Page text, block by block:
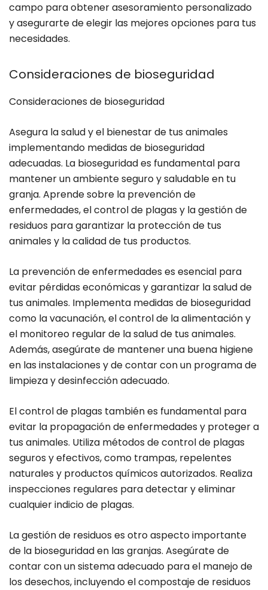
campo para obtener asesoramiento personalizado
y asegurarte de elegir las mejores opciones para tus
necesidades.
Consideraciones de bioseguridad
Consideraciones de bioseguridad
Asegura la salud y el bienestar de tus animales
implementando medidas de bioseguridad
adecuadas. La bioseguridad es fundamental para
mantener un ambiente seguro y saludable en tu
granja. Aprende sobre la prevención de
enfermedades, el control de plagas y la gestión de
residuos para garantizar la protección de tus
animales y la calidad de tus productos.
La prevención de enfermedades es esencial para
evitar pérdidas económicas y garantizar la salud de
tus animales. Implementa medidas de bioseguridad
como la vacunación, el control de la alimentación y
el monitoreo regular de la salud de tus animales.
Además, asegúrate de mantener una buena higiene
en las instalaciones y de contar con un programa de
limpieza y desinfección adecuado.
El control de plagas también es fundamental para
evitar la propagación de enfermedades y proteger a
tus animales. Utiliza métodos de control de plagas
seguros y efectivos, como trampas, repelentes
naturales y productos químicos autorizados. Realiza
inspecciones regulares para detectar y eliminar
cualquier indicio de plagas.
La gestión de residuos es otro aspecto importante
de la bioseguridad en las granjas. Asegúrate de
contar con un sistema adecuado para el manejo de
los desechos, incluyendo el compostaje de residuos